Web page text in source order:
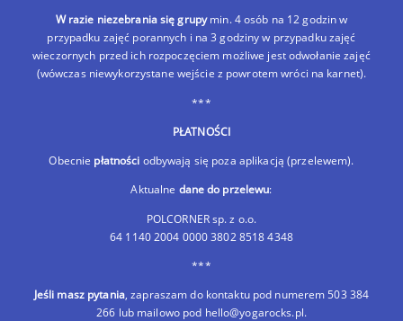
W razie niezebrania się grupymin. 4 osób na 12 godzin w
przypadku zajęć porannych i na 3 godziny w przypadku zajęć
wieczornych przed ich rozpoczęciem możliwe jest odwołanie zajęć
(wówczas niewykorzystane wejście z powrotem wróci na karnet).
***
PŁATNOŚCI
Obecnie płatności odbywają się poza aplikacją (przelewem).
Aktualne dane do przelewu:
POLCORNER sp. z o.o.
64 1140 2004 0000 3802 8518 4348
***
Jeśli masz pytania, zapraszam do kontaktu pod numerem 503 384
266 lub mailowo pod hello@yogarocks.pl.